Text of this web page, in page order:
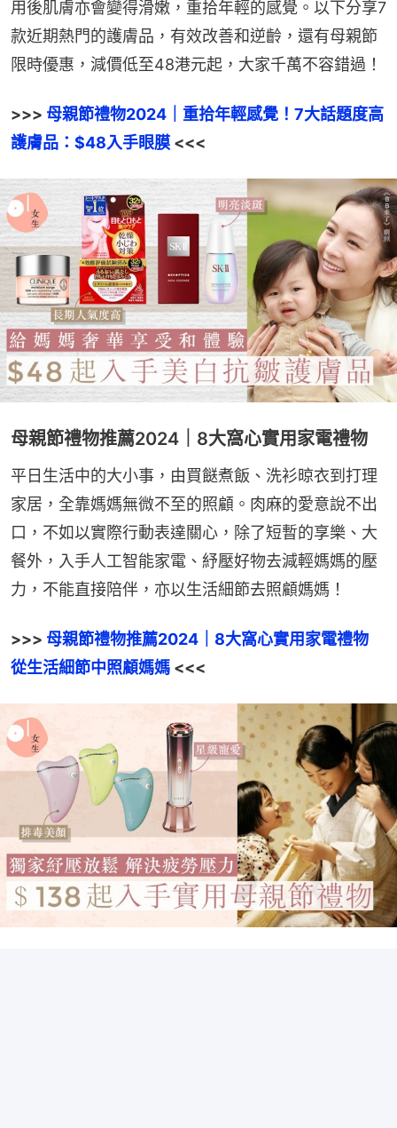
用後肌膚亦會變得滑嫩，重拾年輕的感覺。以下分享7
款近期熱門的護膚品，有效改善和逆齡，還有母親節
限時優惠，減價低至48港元起，大家千萬不容錯過！
>>> 母親節禮物2024｜重拾年輕感覺！7大話題度高
護膚品：$48入手眼膜 <<<
母親節禮物推薦2024｜8大窩心實用家電禮物
平日生活中的大小事，由買餸煮飯、洗衫晾衣到打理
家居，全靠媽媽無微不至的照顧。肉麻的愛意說不出
口，不如以實際行動表達關心，除了短暫的享樂、大
餐外，入手人工智能家電、紓壓好物去減輕媽媽的壓
力，不能直接陪伴，亦以生活細節去照顧媽媽！
>>> 母親節禮物推薦2024｜8大窩心實用家電禮物
從生活細節中照顧媽媽 <<<